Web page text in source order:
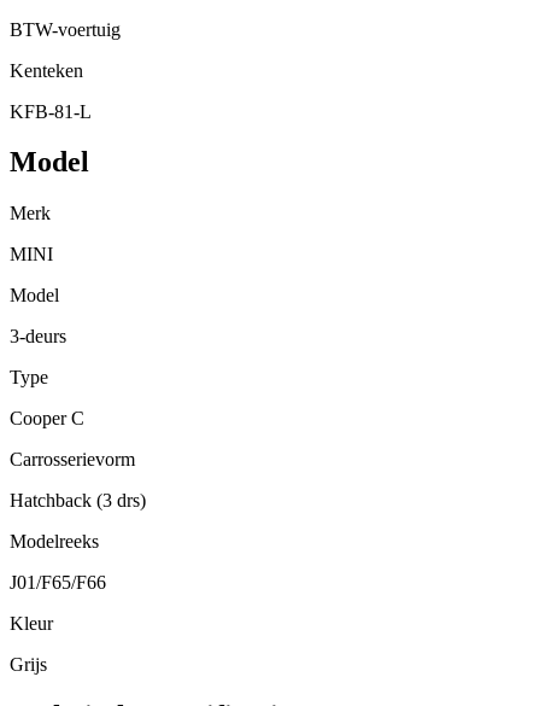
BTW-voertuig
Kenteken
KFB-81-L
Model
Merk
MINI
Model
3-deurs
Type
Cooper C
Carrosserievorm
Hatchback (3 drs)
Modelreeks
J01/F65/F66
Kleur
Grijs